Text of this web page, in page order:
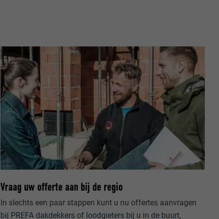
Vraag uw offerte aan bij de regio
In slechts een paar stappen kunt u nu offertes aanvragen
bij PREFA dakdekkers of loodgieters bij u in de buurt,
gegevens
het
op.
ons"-